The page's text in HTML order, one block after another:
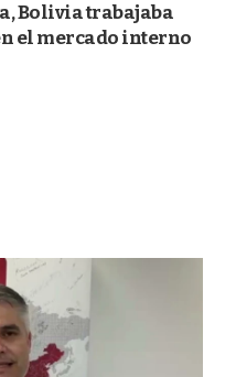
Bolivia trabajaba
el mercado interno